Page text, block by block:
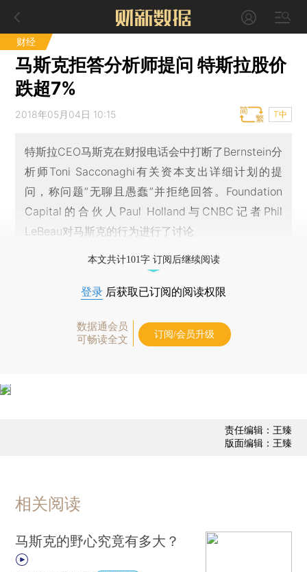
财经
马斯克拒答分析师提问 特斯拉股价
跌超7%
2018年05月04日 10:15 T中
特斯拉CEO马斯克在财报电话会中打断了Bernstein分
析师Toni Sacconaghi有关资本支出详细计划的提
问，称问题“无聊且愚蠢”并拒绝回答。Foundation
Capital的合伙人Paul Holland与CNBC记者Phil
LeBeau对马斯克的行为进行了讨论
本文共计101字 订阅后继续阅读
登录 后获取已订阅的阅读权限
数据通会员
可畅读全文
订阅/会员升级
责任编辑：王臻
版面编辑：王臻
相关阅读
马斯克的野心究竟有多大？